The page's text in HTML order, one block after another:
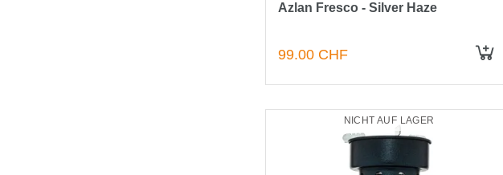
Azlan Fresco - Silver Haze
99.00 CHF
NICHT AUF LAGER